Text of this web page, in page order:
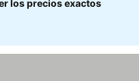
los precios exactos